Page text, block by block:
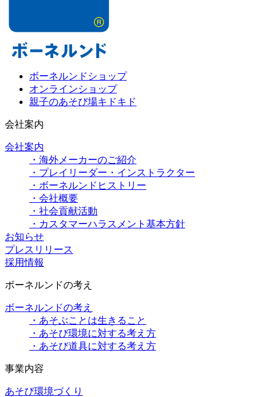
ボーネルンドショップ
オンラインショップ
親子のあそび場キドキド
会社案内
会社案内
・海外メーカーのご紹介
・プレイリーダー・インストラクター
・ボーネルンドヒストリー
・会社概要
・社会貢献活動
・カスタマーハラスメント基本方針
お知らせ
プレスリリース
採用情報
ボーネルンドの考え
ボーネルンドの考え
・あそぶことは生きること
・あそび環境に対する考え方
・あそび道具に対する考え方
事業内容
あそび環境づくり